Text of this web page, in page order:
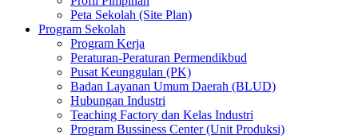
Peta Sekolah (Site Plan)
Program Sekolah
Program Kerja
Peraturan-Peraturan Permendikbud
Pusat Keunggulan (PK)
Badan Layanan Umum Daerah (BLUD)
Hubungan Industri
Teaching Factory dan Kelas Industri
Program Bussiness Center (Unit Produksi)